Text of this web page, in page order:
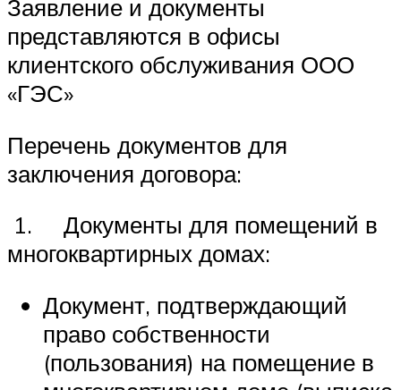
Заявление и документы
представляются в офисы
клиентского обслуживания ООО
«ГЭС»
Перечень документов для
заключения договора:
1. Документы для помещений в
многоквартирных домах:
Документ, подтверждающий
право собственности
(пользования) на помещение в